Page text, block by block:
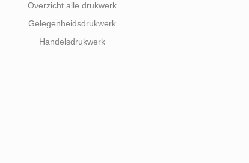
Overzicht alle drukwerk
Gelegenheidsdrukwerk
Handelsdrukwerk